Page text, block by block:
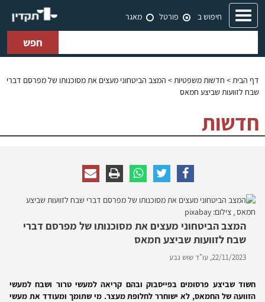
Toggle
navigation
חיפוש ב פורטל מאגר
חפש
דף הבית> חדשות משפטיות> המצב הביטחוני מעצים את מסוכנותו של מפרסם דברי
שבח לזוועות שביצע חמאס
חדשות
המצב הביטחוני מעצים את מסוכנותו של מפרסם דברי
שבח לזוועות שביצע חמאס
22/11/2023, עו"ד שוש גבע
חשוד שביצע פרסומים בפייסבוק ובהם קריאה למעשי טרור ושבח למעשי
הזוועה של החמאס, לא ישוחרר לחלופת מעצר. מי שתומך ומעודד את מעשי